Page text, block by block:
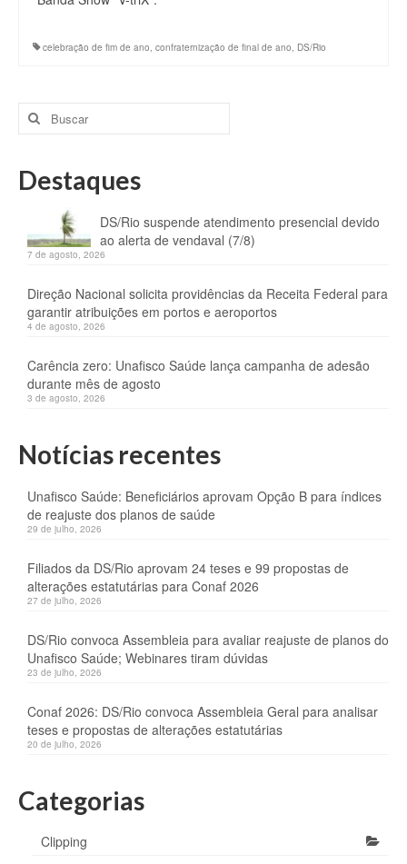
celebração de fim de ano, confraternização de final de ano, DS/Rio
Buscar
por:
Destaques
DS/Rio suspende atendimento presencial devido
ao alerta de vendaval (7/8)
7 de agosto, 2026
Direção Nacional solicita providências da Receita Federal para
garantir atribuições em portos e aeroportos
4 de agosto, 2026
Carência zero: Unafisco Saúde lança campanha de adesão
durante mês de agosto
3 de agosto, 2026
Notícias recentes
Unafisco Saúde: Beneficiários aprovam Opção B para índices
de reajuste dos planos de saúde
29 de julho, 2026
Filiados da DS/Rio aprovam 24 teses e 99 propostas de
alterações estatutárias para Conaf 2026
27 de julho, 2026
DS/Rio convoca Assembleia para avaliar reajuste de planos do
Unafisco Saúde; Webinares tiram dúvidas
23 de julho, 2026
Conaf 2026: DS/Rio convoca Assembleia Geral para analisar
teses e propostas de alterações estatutárias
20 de julho, 2026
Categorias
Clipping